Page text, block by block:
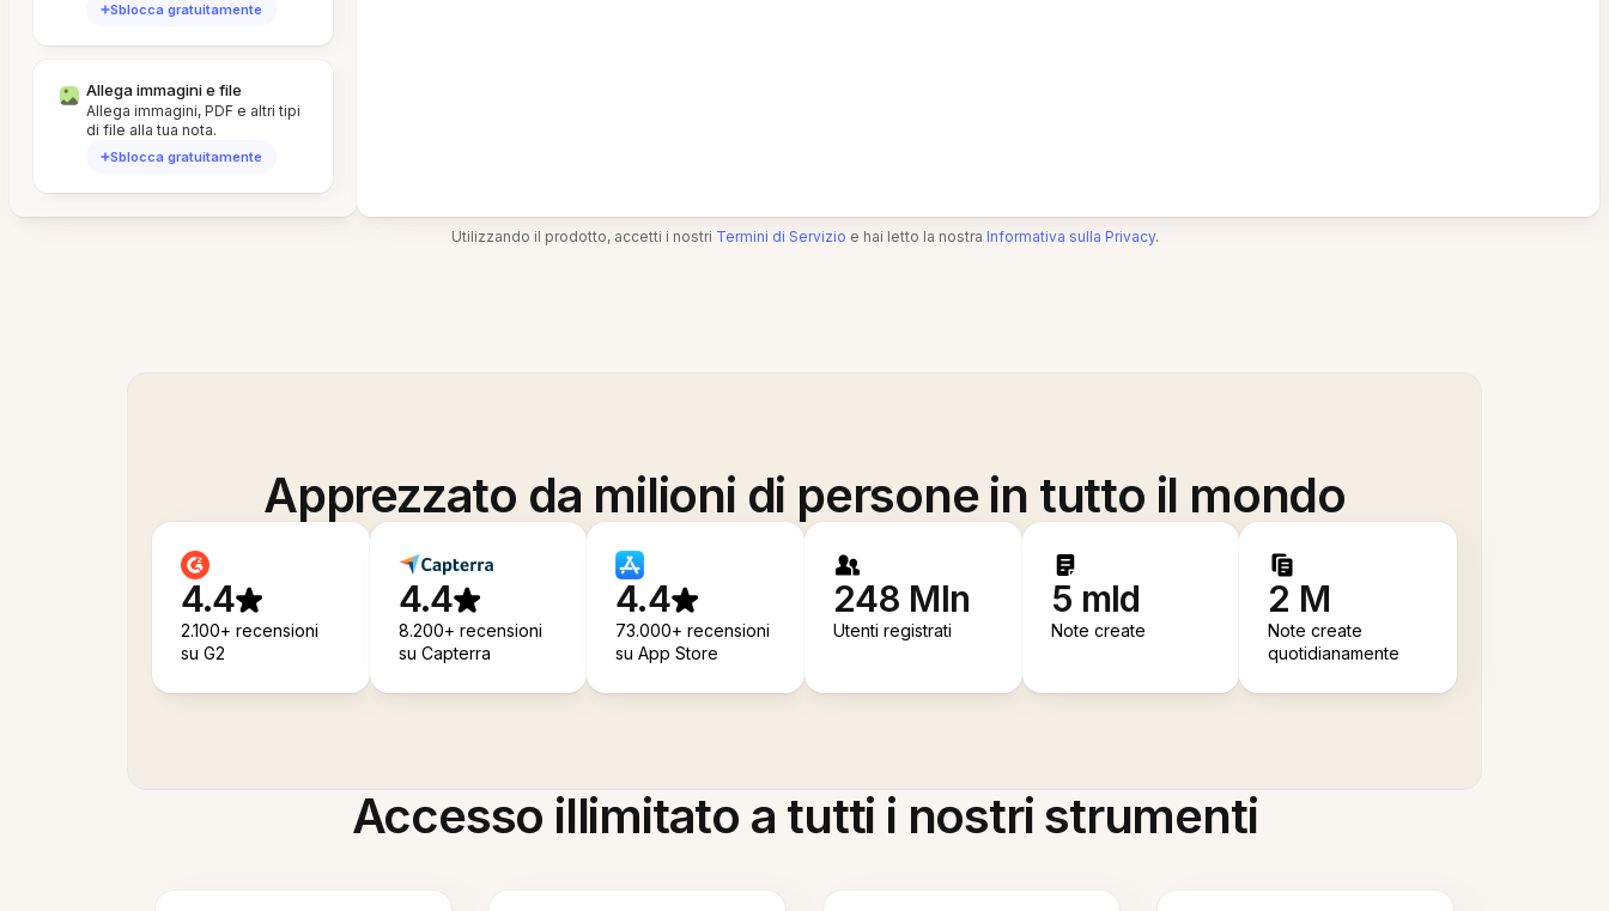
Sblocca gratuitamente
Allega immagini e file
Allega immagini, PDF e altri tipi
di file alla tua nota.
Sblocca gratuitamente
Utilizzando il prodotto, accetti i nostri Termini di Servizio e hai letto la nostra Informativa sulla Privacy.
Apprezzato da milioni di persone in tutto il mondo
4.4
2.100+ recensioni
su G2
4.4
8.200+ recensioni
su Capterra
4.4
73.000+ recensioni
su App Store
248 Mln
Utenti registrati
5 mld
Note create
2 M
Note create
quotidianamente
Accesso illimitato a tutti i nostri strumenti